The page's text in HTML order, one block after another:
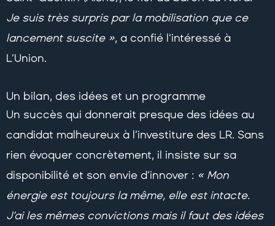
Je suis très surpris par la mobilisation que ce
lancement suscite », a confié l’intéressé à
L’Union.
Un bilan, des idées et un programme
Un succès qui donnerait presque des idées au
candidat malheureux à l’investiture des LR. Sans
rien évoquer concrètement, il insiste sur sa
disponibilité et son envie d’innover : « Mon
énergie est toujours la même, elle est intacte.
J’ai les mêmes convictions mais il faut des idées